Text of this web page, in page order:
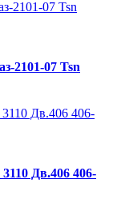
2101-07 Tsn
Дв.406 406-